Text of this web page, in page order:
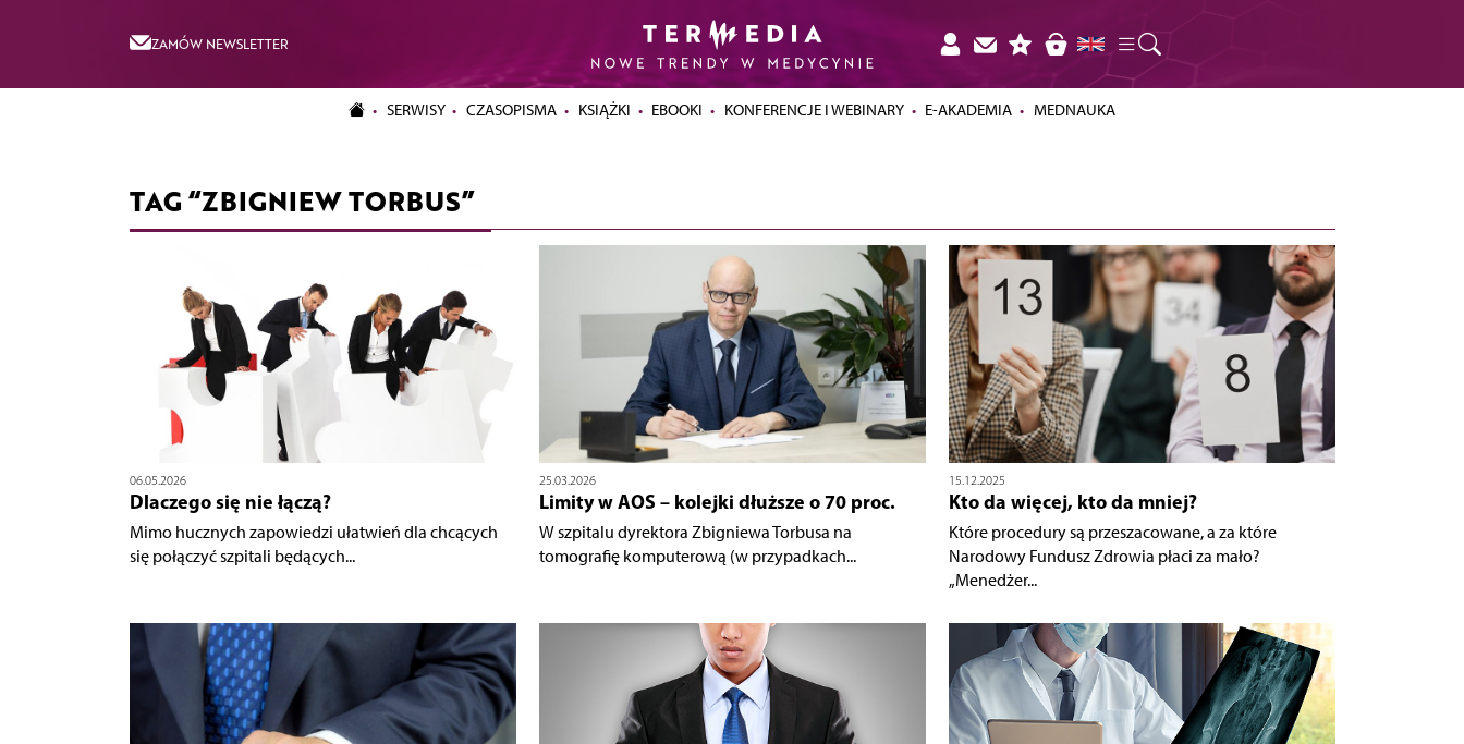
ZAMÓW NEWSLETTER
SERWISY CZASOPISMA KSIĄŻKI EBOOKI KONFERENCJE I WEBINARY E-AKADEMIA MEDNAUKA
TAG “ZBIGNIEW TORBUS”
06.05.2026
Dlaczego się nie łączą?
Mimo hucznych zapowiedzi ułatwień dla chcących
się połączyć szpitali będących...
25.03.2026
Limity w AOS – kolejki dłuższe o 70 proc.
W szpitalu dyrektora Zbigniewa Torbusa na
tomografię komputerową (w przypadkach...
15.12.2025
Kto da więcej, kto da mniej?
Które procedury są przeszacowane, a za które
Narodowy Fundusz Zdrowia płaci za mało?
„Menedżer...